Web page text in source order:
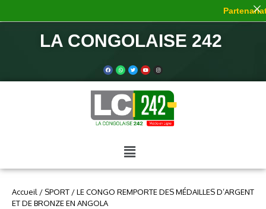
LA CONGOLAISE 242
Accueil / SPORT /LE CONGO REMPORTE DES MÉDAILLES D’ARGENT
ET DE BRONZE EN ANGOLA
Partenariat